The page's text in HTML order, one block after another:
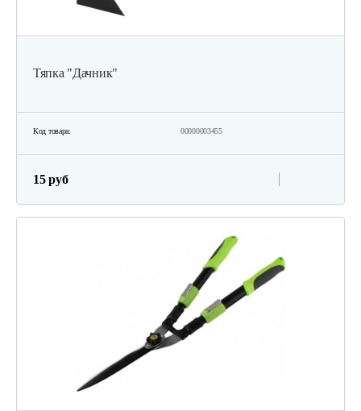
Тяпка "Дачник"
Код товара: 00000003455
15 руб